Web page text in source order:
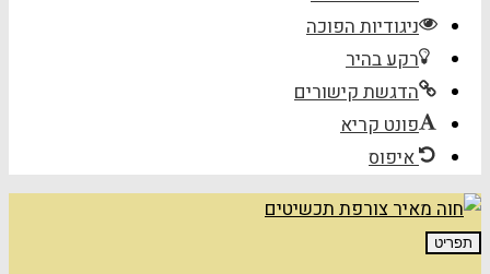
ניגודיות הפוכה
רקע בהיר
הדגשת קישורים
פונט קריא
איפוס
תפריט